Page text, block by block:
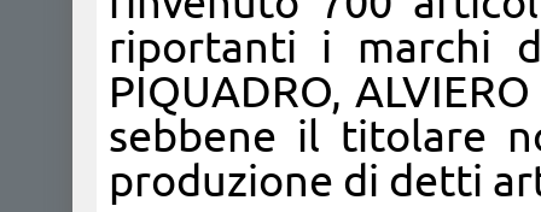
riportanti i marchi
PIQUADRO,
sebbene il titolare
produzione di detti